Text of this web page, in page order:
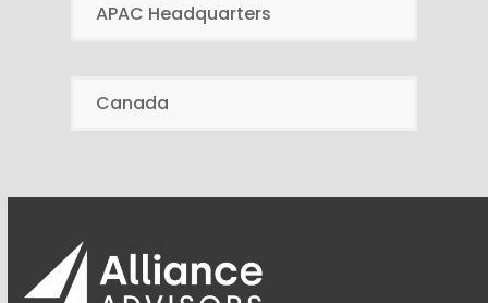
APAC Headquarters
Canada